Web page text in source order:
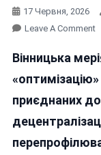
17 Червня, 2026
Leave A CommentOn
Вінницька
приєднаних